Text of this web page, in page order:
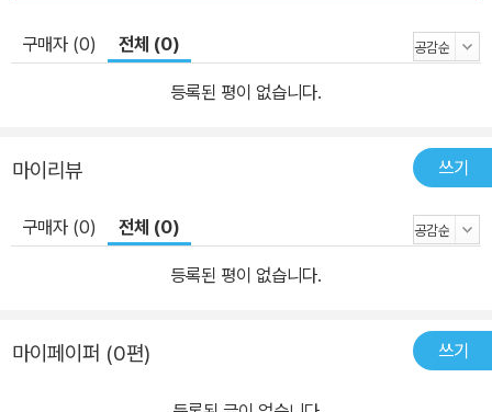
구매자 (0) 전체 (0)
등록된 평이 없습니다.
마이리뷰 쓰기
구매자 (0) 전체 (0)
등록된 평이 없습니다.
마이페이퍼 (0편) 쓰기